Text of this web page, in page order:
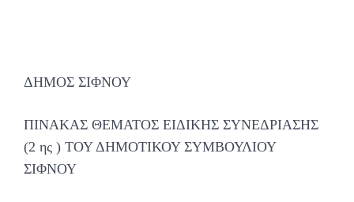
ΔΗΜΟΣ ΣΙΦΝΟΥ
ΠΙΝΑΚΑΣ ΘΕΜΑΤΟΣ ΕΙΔΙΚΗΣ ΣΥΝΕΔΡΙΑΣΗΣ
(2 ης ) ΤΟΥ ΔΗΜΟΤΙΚΟΥ ΣΥΜΒΟΥΛΙΟΥ
ΣΙΦΝΟΥ